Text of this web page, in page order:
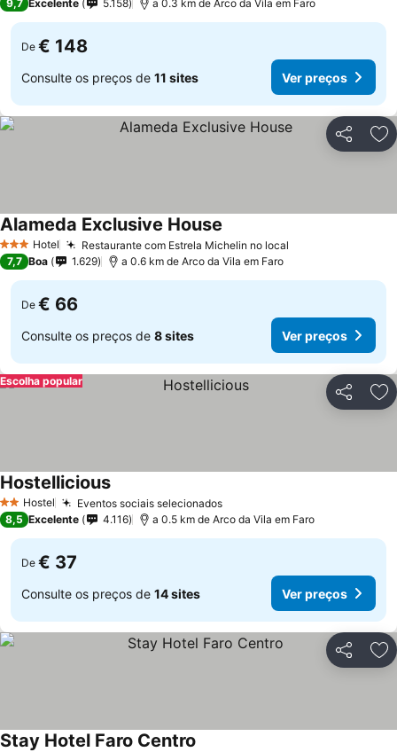
9,7 Excelente 5.158 a 0.3 km de Arco da Vila em Faro
De € 148
Consulte os preços de 11 sites Ver preços
Partilhar
3 EstrelasHotel Restaurante com Estrela Michelin no local
Alameda Exclusive House
7,7 Boa 1.629 a 0.6 km de Arco da Vila em Faro
De € 66
Consulte os preços de 8 sites Ver preços
Partilhar
Escolha popular
2 Estrelas
Hostel Eventos sociais selecionados
Hostellicious
8,5 Excelente 4.116 a 0.5 km de Arco da Vila em Faro
De € 37
Consulte os preços de 14 sites Ver preços
Partilhar
Stay Hotel Faro Centro